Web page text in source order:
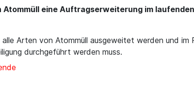
eine Auftragserweiterung im
Arten von Atommüll ausgeweitet werden und im
durchgeführt werden muss.